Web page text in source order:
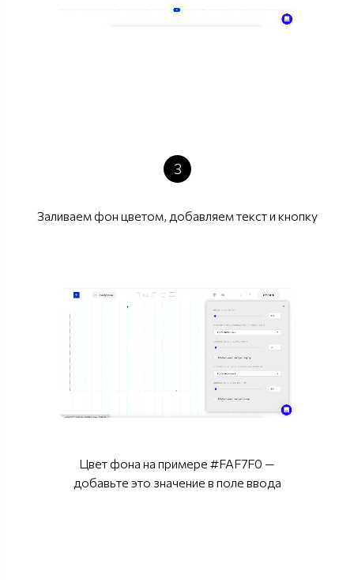
3
Заливаем фон цветом, добавляем текст и кнопку
Цвет фона на примере #FAF7F0 —
добавьте это значение в поле ввода